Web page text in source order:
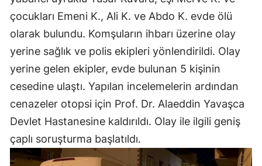
çocukları Emeni K., Ali K. ve Abdo K. evde ölü
olarak bulundu. Komşuların ihbarı üzerine olay
yerine sağlık ve polis ekipleri yönlendirildi. Olay
yerine gelen ekipler, evde bulunan 5 kişinin
cesedine ulaştı. Yapılan incelemelerin ardından
cenazeler otopsi için Prof. Dr. Alaeddin Yavaşca
Devlet Hastanesine kaldırıldı. Olay ile ilgili geniş
çaplı soruşturma başlatıldı.